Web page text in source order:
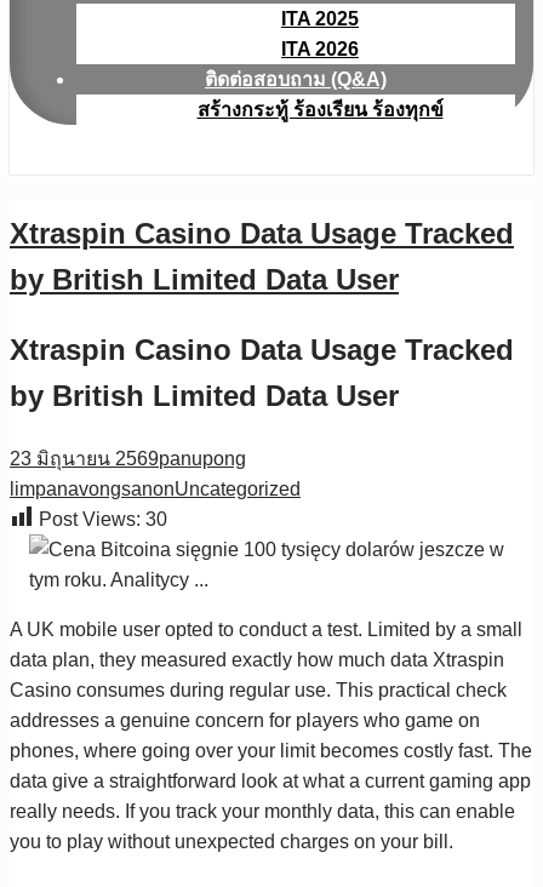
ITA 2025
ITA 2026
ติดต่อสอบถาม (Q&A)
สร้างกระทู้ ร้องเรียน ร้องทุกข์
Xtraspin Casino Data Usage Tracked
by British Limited Data User
Xtraspin Casino Data Usage Tracked
by British Limited Data User
23 มิถุนายน 2569panupong
limpanavongsanonUncategorized
Post Views: 30
A UK mobile user opted to conduct a test. Limited by a small
data plan, they measured exactly how much data Xtraspin
Casino consumes during regular use. This practical check
addresses a genuine concern for players who game on
phones, where going over your limit becomes costly fast. The
data give a straightforward look at what a current gaming app
really needs. If you track your monthly data, this can enable
you to play without unexpected charges on your bill.